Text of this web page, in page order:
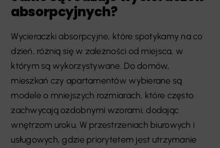
absorpcyjnych?
Wycieraczki absorpcyjne, które spotykamy na co
dzień, różnią się w zależności od miejsca, w
którym są wykorzystywane. Do domów,
mieszkań czy apartamentów wybierane są
modele o mniejszych rozmiarach, które często
zachwycają ozdobnymi wzorami, dodając
wnętrzom uroku. W przestrzeniach biurowych i
usługowych, gdzie priorytetem jest utrzymanie